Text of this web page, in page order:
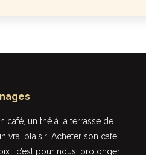
café, un thé à la terrasse de
vrai plaisir! Acheter son café
, c’est pour nous, prolonger